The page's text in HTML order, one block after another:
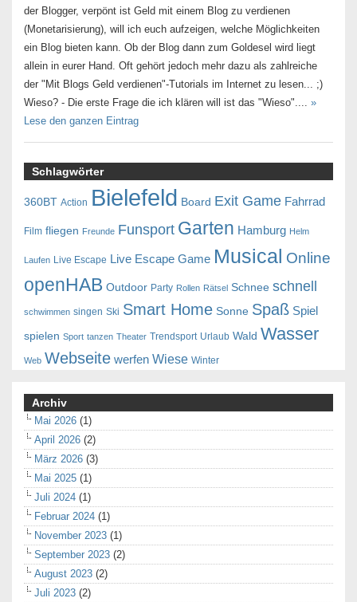
der Blogger, verpönt ist Geld mit einem Blog zu verdienen
(Monetarisierung), will ich euch aufzeigen, welche Möglichkeiten
ein Blog bieten kann. Ob der Blog dann zum Goldesel wird liegt
allein in eurer Hand. Oft gehört jedoch mehr dazu als zahlreiche
der "Mit Blogs Geld verdienen"-Tutorials im Internet zu lesen... ;)
Wieso? - Die erste Frage die ich klären will ist das "Wieso".... »
Lese den ganzen Eintrag
Schlagwörter
360BT Action Bielefeld Board Exit Game Fahrrad
Film fliegen Freunde Funsport Garten Hamburg Helm
Laufen Live Escape Live Escape Game Musical Online
openHAB Outdoor Party Rollen Rätsel Schnee schnell
schwimmen singen Ski Smart Home Sonne Spaß Spiel
spielen Sport tanzen Theater Trendsport Urlaub Wald Wasser
Web Webseite werfen Wiese Winter
Archiv
Mai 2026 (1)
April 2026 (2)
März 2026 (3)
Mai 2025 (1)
Juli 2024 (1)
Februar 2024 (1)
November 2023 (1)
September 2023 (2)
August 2023 (2)
Juli 2023 (2)